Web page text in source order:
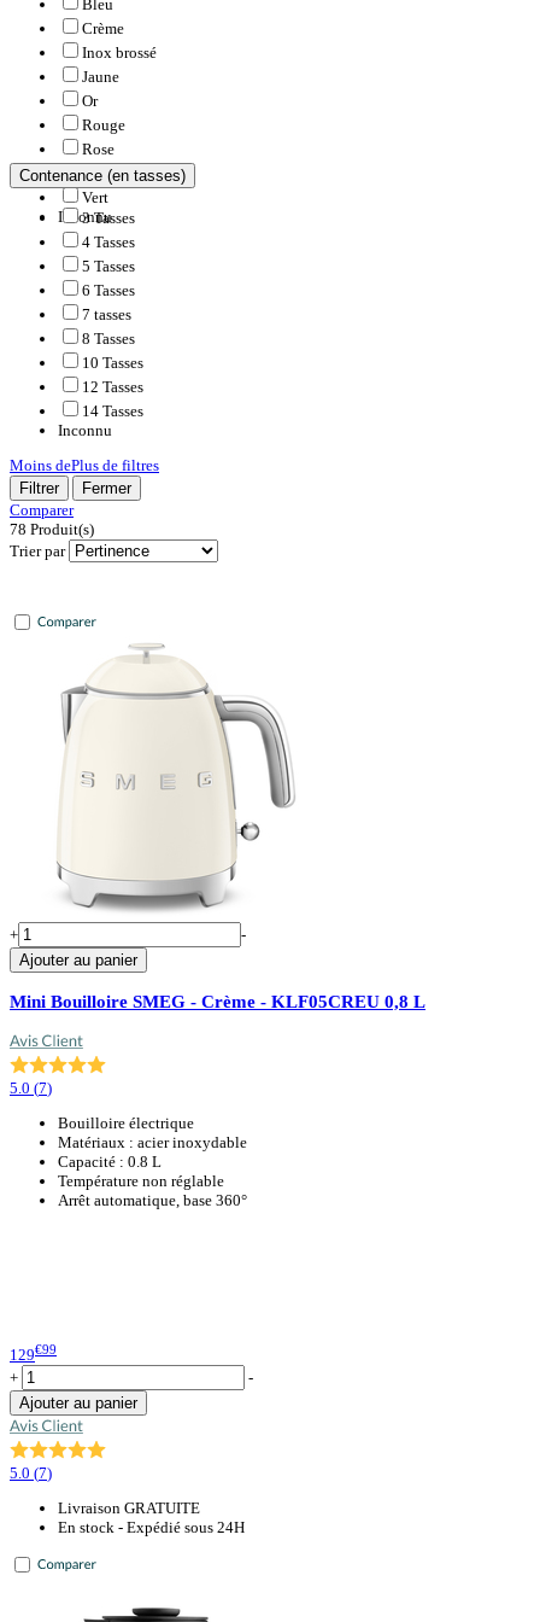
Bleu
Crème
Inox brossé
Jaune
Or
Rouge
Rose
Transparent
Vert
Inconnu
Contenance (en tasses)
3 Tasses
4 Tasses
5 Tasses
6 Tasses
7 tasses
8 Tasses
10 Tasses
12 Tasses
14 Tasses
Inconnu
Moins dePlus de filtres
Filtrer
Fermer
Comparer
78 Produit(s)
Trier par
+
-
Ajouter au panier
Mini Bouilloire SMEG - Crème - KLF05CREU 0,8 L
5.0 (7)
Bouilloire électrique
Matériaux : acier inoxydable
Capacité : 0.8 L
Température non réglable
Arrêt automatique, base 360°
129€99
+
-
Ajouter au panier
5.0 (7)
Livraison GRATUITE
En stock - Expédié sous 24H